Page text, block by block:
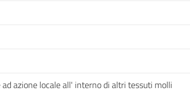
azione locale all' interno di altri tessuti molli